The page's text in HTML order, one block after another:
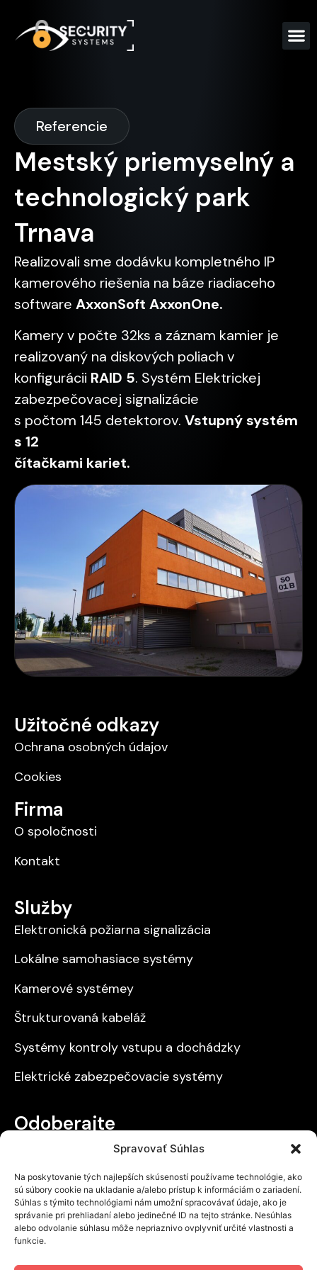
Spravovať Súhlas
Na poskytovanie tých najlepších skúseností používame technológie, ako
sú súbory cookie na ukladanie a/alebo prístup k informáciám o zariadení.
Súhlas s týmito technológiami nám umožní spracovávať údaje, ako je
správanie pri prehliadaní alebo jedinečné ID na tejto stránke. Nesúhlas
alebo odvolanie súhlasu môže nepriaznivo ovplyvniť určité vlastnosti a
funkcie.
Referencie
Mestský priemyselný a
technologický park
Trnava
Realizovali sme dodávku kompletného IP
kamerového riešenia na báze riadiaceho
software AxxonSoft AxxonOne.
Kamery v počte 32ks a záznam kamier je
realizovaný na diskových poliach v
konfigurácii RAID 5. Systém Elektrickej
zabezpečovacej signalizácie
s počtom 145 detektorov. Vstupný systém
s 12
čítačkami kariet.
Užitočné odkazy
Ochrana osobných údajov
Cookies
Firma
O spoločnosti
Kontakt
Služby
Elektronická požiarna signalizácia
Lokálne samohasiace systémy
Kamerové systémey
Štrukturovaná kabeláž
Systémy kontroly vstupu a dochádzky
Elektrické zabezpečovacie systémy
Odoberajte
Získajte prehľad o našich zľavách a novinkách.
Odoslať